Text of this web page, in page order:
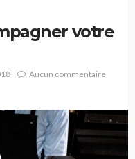
votre
Aucun commentaire